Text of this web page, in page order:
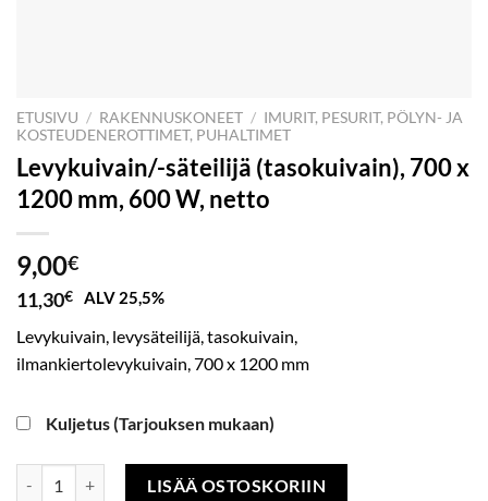
ETUSIVU / RAKENNUSKONEET / IMURIT, PESURIT, PÖLYN- JA
KOSTEUDENEROTTIMET, PUHALTIMET
Levykuivain/-säteilijä (tasokuivain), 700 x
1200 mm, 600 W, netto
9,00€
11,30€ ALV 25,5%
Levykuivain, levysäteilijä, tasokuivain,
ilmankiertolevykuivain, 700 x 1200 mm
Kuljetus (Tarjouksen mukaan)
Levykuivain/-säteilijä (tasokuivain), 700 x 1200 mm, 600 W, netto
LISÄÄ OSTOSKORIIN